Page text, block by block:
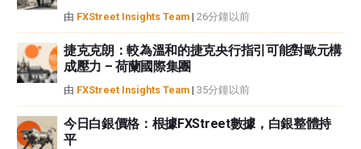
由 FXStreet Insights Team | 26分鐘以前
捷克克朗：較為溫和的捷克央行指引可能對歐元構
成壓力 – 荷蘭國際集團
由 FXStreet Insights Team | 35分鐘以前
今日白銀價格：根據FXStreet數據，白銀整體持
平